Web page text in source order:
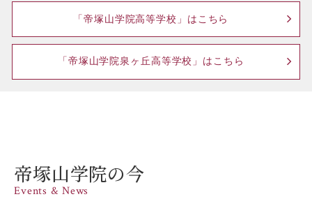
「帝塚山学院高等学校」はこちら
「帝塚山学院泉ヶ丘高等学校」はこちら
帝塚山学院の今
Events & News